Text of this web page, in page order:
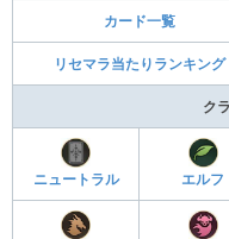
カード一覧
リセマラ当たりランキング
ク
ニュートラル エルフ